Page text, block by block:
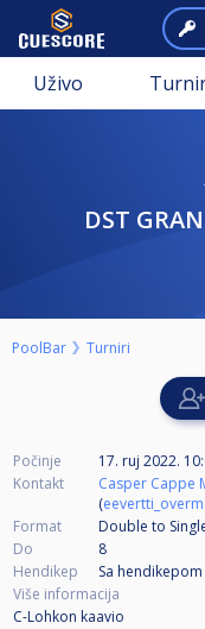
Uživo
DST
PoolBar Turniri
Počinje
17. ruj 2022.
Kontakt
Casper Cappe
(
Format
Double to
Do
8
Hendikep
Sa hendikepom
Više informacija
C-Lohkon kaavio